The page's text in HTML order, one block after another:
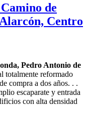
de
Centro
Pedro Antonio de
totalmente reformado
compra a dos años. . .
escaparate y entrada
con alta densidad